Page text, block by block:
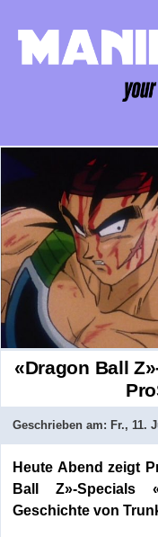
«Dragon Ball
Geschrieben am: Fr., 11.
Heute Abend zeigt
Ball Z»-Specials
Geschichte von